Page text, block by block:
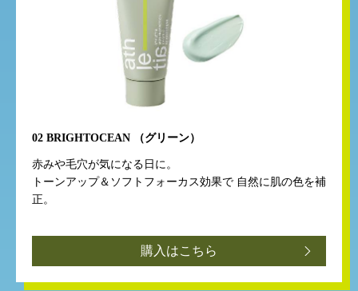
02 BRIGHTOCEAN （グリーン）
赤みや毛穴が気になる日に。
トーンアップ＆ソフトフォーカス効果で 自然に肌の色を補
正。
購入はこちら